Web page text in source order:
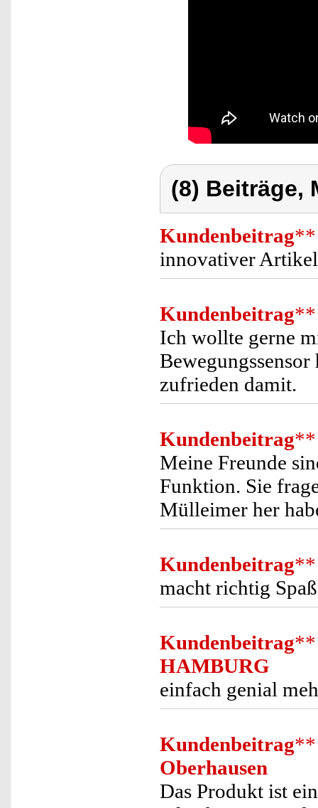
(8) Beiträge,
Kundenbeitrag**
innovativer Artikel
Kundenbeitrag**
Ich wollte gerne
zufrieden damit.
Kundenbeitrag**
Meine Freunde
Funktion. Sie
Mülleimer her
Kundenbeitrag**
macht richtig
Kundenbeitrag**
HAMBURG
einfach genial
Kundenbeitrag**
Oberhausen
Das Produkt ist